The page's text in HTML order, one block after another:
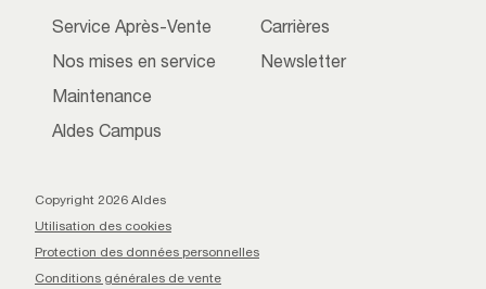
Service Après-Vente
Nos mises en service
Maintenance
Aldes Campus
Carrières
Newsletter
Copyright 2026 Aldes
Utilisation des cookies
Protection des données personnelles
Conditions générales de vente